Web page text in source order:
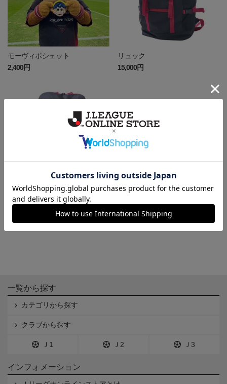
モーヴィポシェット
2,400円
リュック
15,000円
デイパック
12,500円
一覧から探す
カテゴリから探す
クラブから探す
Ｊ1 Ｊ2 Ｊ3
インフォメーション